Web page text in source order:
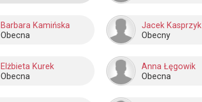
Barbara Kamińska
Obecna
Jacek Kasprzyk
Obecny
Elżbieta Kurek
Obecna
Anna Łęgowik
Obecna